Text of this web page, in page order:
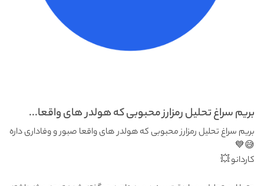
بریم سراغ تحلیل رمزارز محبوبی که هولدر های واقعا...
بریم سراغ تحلیل رمزارز محبوبی که هولدر های واقعا صبور و وفاداری داره
😅💙
کاردانو 💥